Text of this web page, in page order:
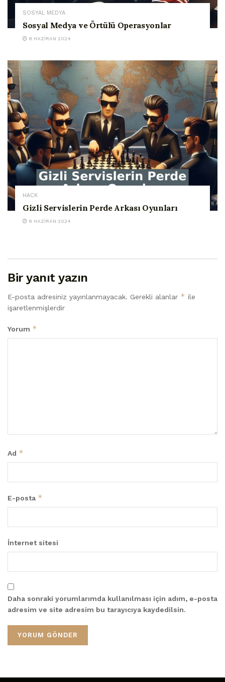
SOSYAL MEDYA
Sosyal Medya ve Örtülü Operasyonlar
8 HAZIRAN 2024
HACK
Gizli Servislerin Perde Arkası Oyunları
8 HAZIRAN 2024
Bir yanıt yazın
E-posta adresiniz yayınlanmayacak. Gerekli alanlar * ile
işaretlenmişlerdir
Yorum *
Ad *
E-posta *
İnternet sitesi
Daha sonraki yorumlarımda kullanılması için adım, e-posta
adresim ve site adresim bu tarayıcıya kaydedilsin.